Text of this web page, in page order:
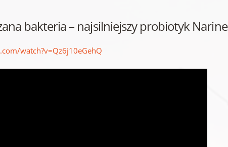
bakteria – najsilniejszy probiotyk Narine
watch?v=Qz6j10eGehQ